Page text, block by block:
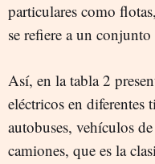
particulares como
se refiere a un
Así, en la tabla 2
eléctricos en
autobuses, vehículos
camiones, que es la